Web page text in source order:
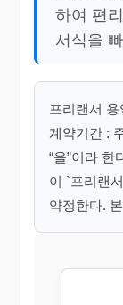
하여 편
서식을
프리랜서
계약기간 :
“을”이라
이 `프리랜
약정한다. 본